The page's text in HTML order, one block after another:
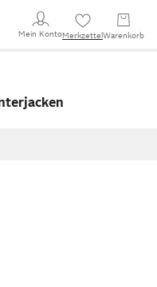
Mein KontoMerkzettel Warenkorb